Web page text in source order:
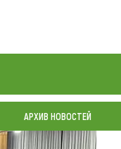
АРХИВ НОВОСТЕЙ